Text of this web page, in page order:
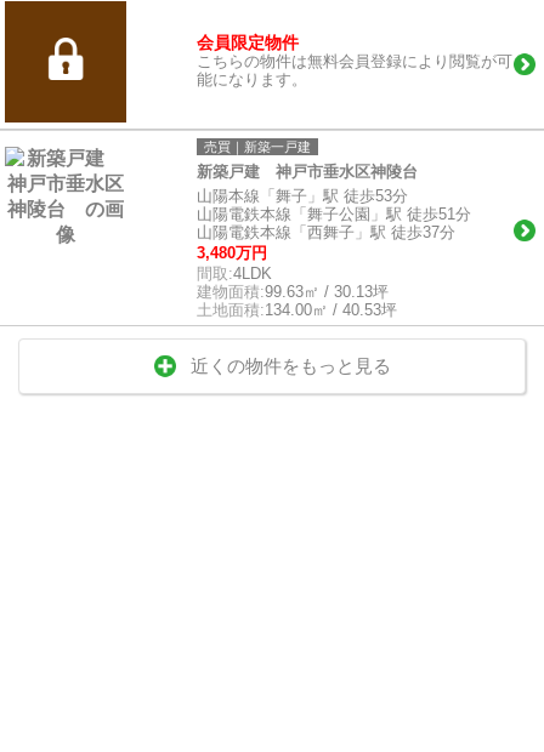
会員限定物件
こちらの物件は無料会員登録により閲覧が可
能になります。
売買｜新築一戸建
新築戸建 神戸市垂水区神陵台
山陽本線「舞子」駅 徒歩53分
山陽電鉄本線「舞子公園」駅 徒歩51分
山陽電鉄本線「西舞子」駅 徒歩37分
3,480万円
間取:4LDK
建物面積:99.63㎡ / 30.13坪
土地面積:134.00㎡ / 40.53坪
近くの物件をもっと見る